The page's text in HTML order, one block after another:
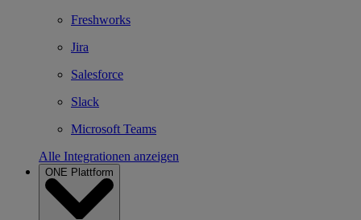
Freshworks
Jira
Salesforce
Slack
Microsoft Teams
Alle Integrationen anzeigen
ONE Plattform